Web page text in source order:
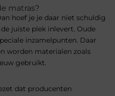
matras?
hoef je je daar niet schuldig
juiste plek inlevert. Oude
inzamelpunten. Daar
worden materialen zoals
gebruikt.
dat producenten